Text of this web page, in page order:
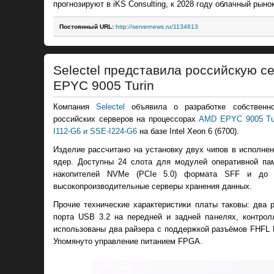
прогнозируют в iKS Consulting, к 2028 году облачный
Постоянный URL: http://servernews.ru/1134613
Selectel представила российскую
EPYC 9005 Turin
КомпанияSelectel объявила о разработке
российских серверов на процессорахAMD EPYC 9005
I112-G6 и SSE-I224-G6 на базе Intel Xeon 6 (6700).
Изделие рассчитано на установку двух чипов в
ядер. Доступны 24 слота для модулей оперативной
накопителей NVMe (PCIe 5.0) формата SFF и до
высокопроизводительные серверы хранения данных.
Прочие технические характеристики платы таковы:
порта USB 3.2 на передней и задней панелях,
использованы два райзера с поддержкой разъёмов
Упомянуто управление питанием FPGA.